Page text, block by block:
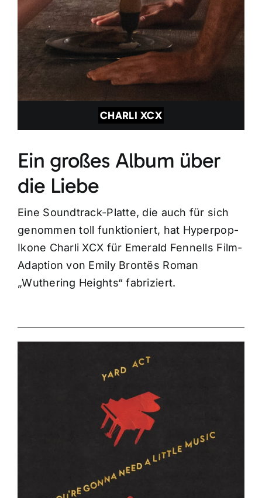
CHARLI XCX
Ein großes Album über
die Liebe
Eine Soundtrack-Platte, die auch für sich
genommen toll funktioniert, hat Hyperpop-
Ikone Charli XCX für Emerald Fennells Film-
Adaption von Emily Brontës Roman
„Wuthering Heights“ fabriziert.